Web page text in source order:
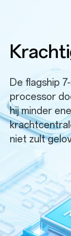
De flagship
processor
hij minder
niet zult